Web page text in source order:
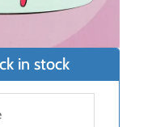
in stock